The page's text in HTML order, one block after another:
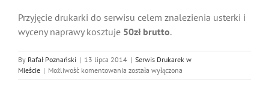
Przyjęcie drukarki do serwisu celem znalezienia usterki i
wyceny naprawy kosztuje 50zł brutto.
By Rafał Poznański | 13 lipca 2014 | Serwis Drukarek w
Mieście | Możliwość komentowania Serwis
Drukarek
została wyłączona